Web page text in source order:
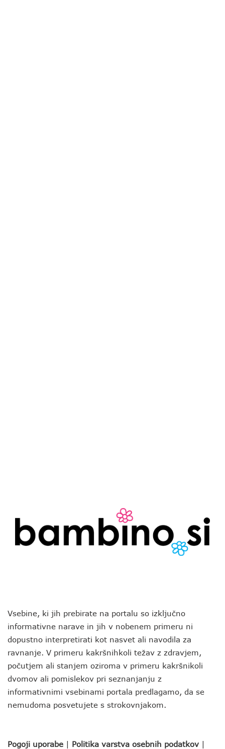
Vsebine, ki jih prebirate na portalu so izključno
informativne narave in jih v nobenem primeru ni
dopustno interpretirati kot nasvet ali navodila za
ravnanje. V primeru kakršnihkoli težav z zdravjem,
počutjem ali stanjem oziroma v primeru kakršnikoli
dvomov ali pomislekov pri seznanjanju z
informativnimi vsebinami portala predlagamo, da se
nemudoma posvetujete s strokovnjakom.
Pogoji uporabe | Politika varstva osebnih podatkov |